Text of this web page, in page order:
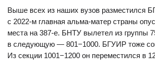
Выше всех из наших вузов разместился
с 2022-м главная альма-матер страны
места на 387-е. БНТУ вылетел из группы
в следующую — 801−1000. БГУИР тоже
Из секции 1001−1200 он переместился в